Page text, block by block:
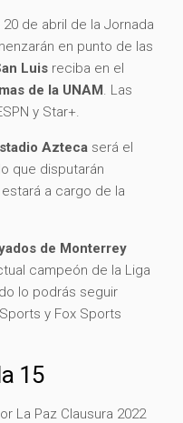
de abril de la Jornada
en punto de las
Luis reciba en el
de la UNAM. Las
y Star+.
Azteca será el
que disputarán
a cargo de la
de Monterrey
campeón de la Liga
lo podrás seguir
y Fox Sports
15
La Paz Clausura 2022